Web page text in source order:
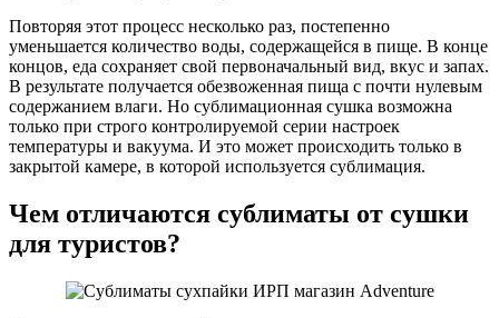
Повторяя этот процесс несколько раз, постепенно
уменьшается количество воды, содержащейся в пище. В конце
концов, еда сохраняет свой первоначальный вид, вкус и запах.
В результате получается обезвоженная пища с почти нулевым
содержанием влаги. Но сублимационная сушка возможна
только при строго контролируемой серии настроек
температуры и вакуума. И это может происходить только в
закрытой камере, в которой используется сублимация.
Чем отличаются сублиматы от сушки
для туристов?